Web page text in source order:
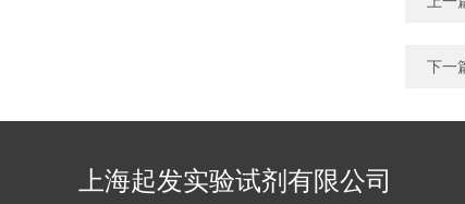
下一
上海起发实验试剂有限公司